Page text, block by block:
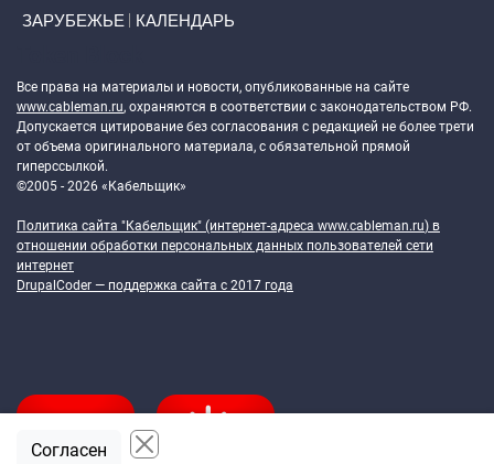
ЗАРУБЕЖЬЕ КАЛЕНДАРЬ
Все права на материалы и новости, опубликованные на сайте
www.cableman.ru, охраняются в соответствии с законодательством РФ.
Допускается цитирование без согласования с редакцией не более трети
от объема оригинального материала, с обязательной прямой
гиперссылкой.
©2005 - 2026 «Кабельщик»
Политика сайта "Кабельщик" (интернет-адреса www.cableman.ru) в
отношении обработки персональных данных пользователей сети
интернет
DrupalCoder — поддержка сайта c 2017 года
Согласен